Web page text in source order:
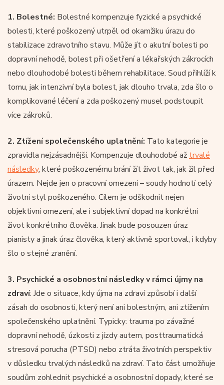
1. Bolestné: Bolestné kompenzuje fyzické a psychické
bolesti, které poškozený utrpěl od okamžiku úrazu do
stabilizace zdravotního stavu. Může jít o akutní bolesti po
dopravní nehodě, bolest při ošetření a lékařských zákrocích
nebo dlouhodobé bolesti během rehabilitace. Soud přihlíží k
tomu, jak intenzivní byla bolest, jak dlouho trvala, zda šlo o
komplikované léčení a zda poškozený musel podstoupit
více zákroků.
2. Ztížení společenského uplatnění: Tato kategorie je
zpravidla nejzásadnější. Kompenzuje dlouhodobé až trvalé
následky, které poškozenému brání žít život tak, jak žil před
úrazem. Nejde jen o pracovní omezení – soudy hodnotí celý
životní styl poškozeného. Cílem je odškodnit nejen
objektivní omezení, ale i subjektivní dopad na konkrétní
život konkrétního člověka. Jinak bude posouzen úraz
pianisty a jinak úraz člověka, který aktivně sportoval, i kdyby
šlo o stejné zranění.
3. Psychické a osobnostní následky v rámci újmy na
zdraví: Jde o situace, kdy újma na zdraví způsobí i další
zásah do osobnosti, který není ani bolestným, ani ztížením
společenského uplatnění. Typicky: trauma po závažné
dopravní nehodě, úzkosti z jízdy autem, posttraumatická
stresová porucha (PTSD) nebo ztráta životních perspektiv
v důsledku trvalých následků na zdraví. Tato část umožňuje
soudům zohlednit psychické a osobnostní dopady, které se